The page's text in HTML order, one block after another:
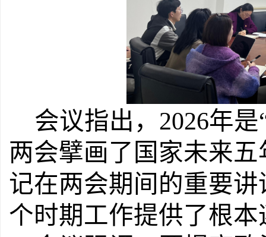
会议指出， 2026年
两会擘画了国家未来
记在两会期间的重要
个时期工作提供了根